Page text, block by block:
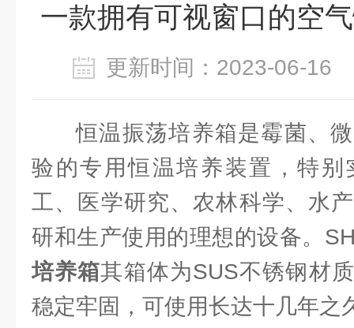
一款拥有可视窗口的空
更新时间：2023-06-
恒温振荡培养箱是霉菌、
验的专用恒温培养装置，特别
工、医学研究、农林科学、水
研和生产使用的理想的设备。
培养箱其箱体为SUS不锈钢材
稳定牢固，可使用长达十几年之